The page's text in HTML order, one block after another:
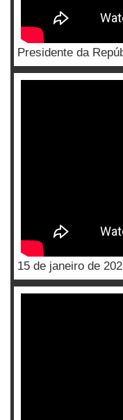
Presidente da
15 de janeiro de